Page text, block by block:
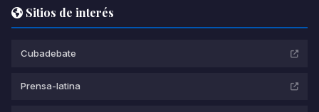
Sitios de interés
Cubadebate
Prensa-latina